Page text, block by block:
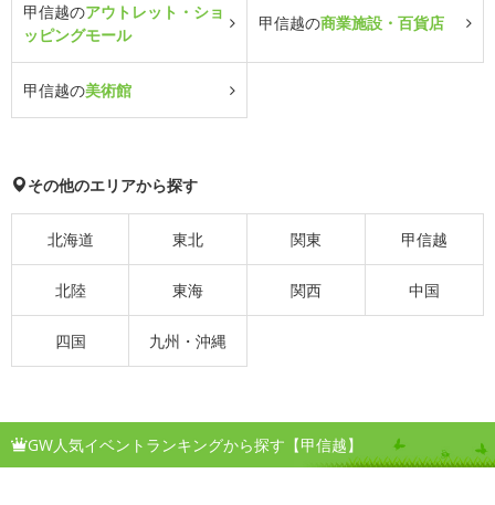
甲信越のアウトレット・ショ
ッピングモール
甲信越の商業施設・百貨店
甲信越の美術館
その他のエリアから探す
北海道 東北 関東 甲信越
北陸 東海 関西 中国
四国 九州・沖縄
GW人気イベントランキングから探す【甲信越】